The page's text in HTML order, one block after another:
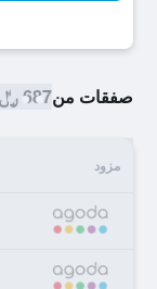
صفقات من687 ﷼
مزود